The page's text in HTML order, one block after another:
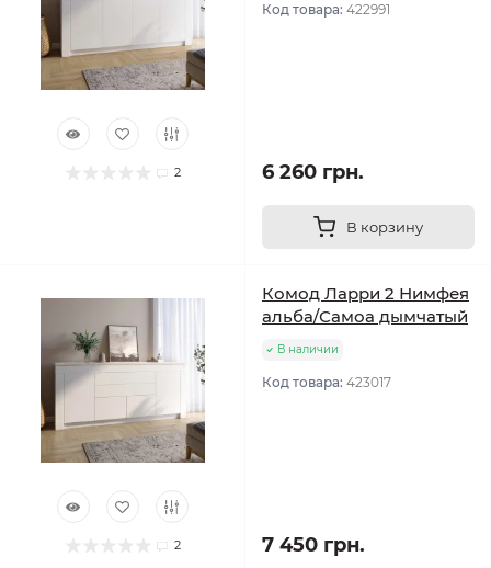
2
Код товара: 422991
6 260 грн.
В корзину
2
Комод Ларри 2 Нимфея
альба/Самоа дымчатый
В наличии
Код товара: 423017
7 450 грн.